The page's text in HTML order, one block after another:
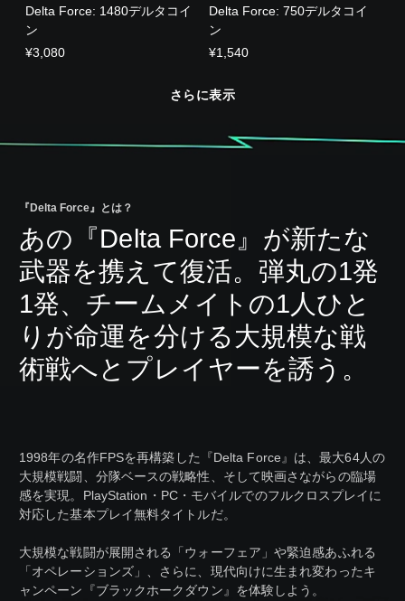
Delta Force: 1480デルタコイ
ン
¥3,080
Delta Force: 750デルタコイ
ン
¥1,540
さらに表示
『Delta Force』とは？
あの『Delta Force』が新たな
武器を携えて復活。弾丸の1発
1発、チームメイトの1人ひと
りが命運を分ける大規模な戦
術戦へとプレイヤーを誘う。
1998年の名作FPSを再構築した『Delta Force』は、最大64人の
大規模戦闘、分隊ベースの戦略性、そして映画さながらの臨場
感を実現。PlayStation・PC・モバイルでのフルクロスプレイに
対応した基本プレイ無料タイトルだ。
大規模な戦闘が展開される「ウォーフェア」や緊迫感あふれる
「オペレーションズ」、さらに、現代向けに生まれ変わったキ
ャンペーン『ブラックホークダウン』を体験しよう。